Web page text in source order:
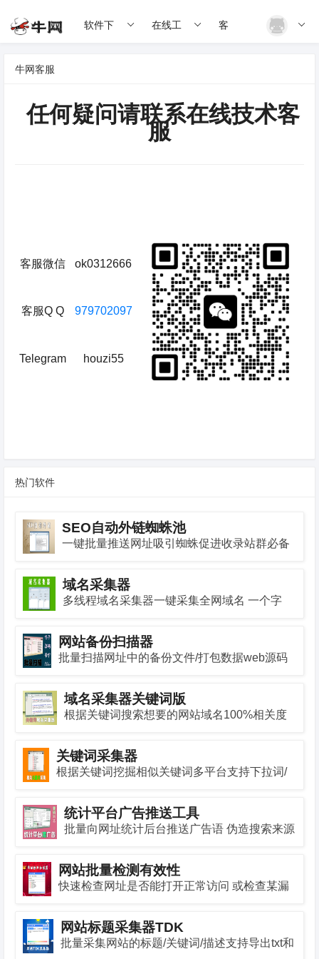
软件下 在线工 客
牛网客服
任何疑问请联系在线技术客
服
客服微信 ok0312666
客服Q Q 979702097
Telegram houzi55
热门软件
SEO自动外链蜘蛛池
一键批量推送网址吸引蜘蛛促进收录站群必备
域名采集器
多线程域名采集器一键采集全网域名 一个字
网站备份扫描器
批量扫描网址中的备份文件/打包数据web源码
域名采集器关键词版
根据关键词搜索想要的网站域名100%相关度
关键词采集器
根据关键词挖掘相似关键词多平台支持下拉词/
统计平台广告推送工具
批量向网址统计后台推送广告语 伪造搜索来源
网站批量检测有效性
快速检查网址是否能打开正常访问 或检查某漏
网站标题采集器TDK
批量采集网站的标题/关键词/描述支持导出txt和